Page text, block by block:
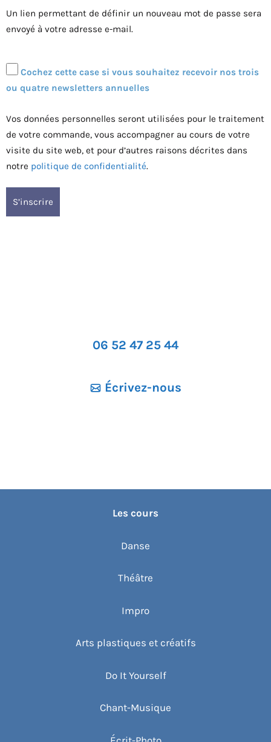
Un lien permettant de définir un nouveau mot de passe sera
envoyé à votre adresse e-mail.
Cochez cette case si vous souhaitez recevoir nos trois
ou quatre newsletters annuelles
Vos données personnelles seront utilisées pour le traitement
de votre commande, vous accompagner au cours de votre
visite du site web, et pour d’autres raisons décrites dans
notre politique de confidentialité.
S’inscrire
06 52 47 25 44
Écrivez-nous
Les cours
Danse
Théâtre
Impro
Arts plastiques et créatifs
Do It Yourself
Chant-Musique